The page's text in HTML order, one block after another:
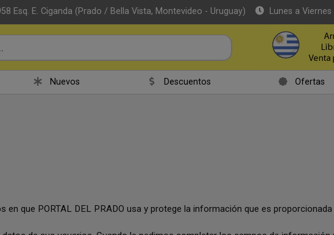
Esq. E. Ciganda (Prado / Bella Vista, Montevideo - Uruguay) Lunes a
Nuevos Descuentos Ofertas
en que PORTAL DEL PRADO usa y protege la información que es